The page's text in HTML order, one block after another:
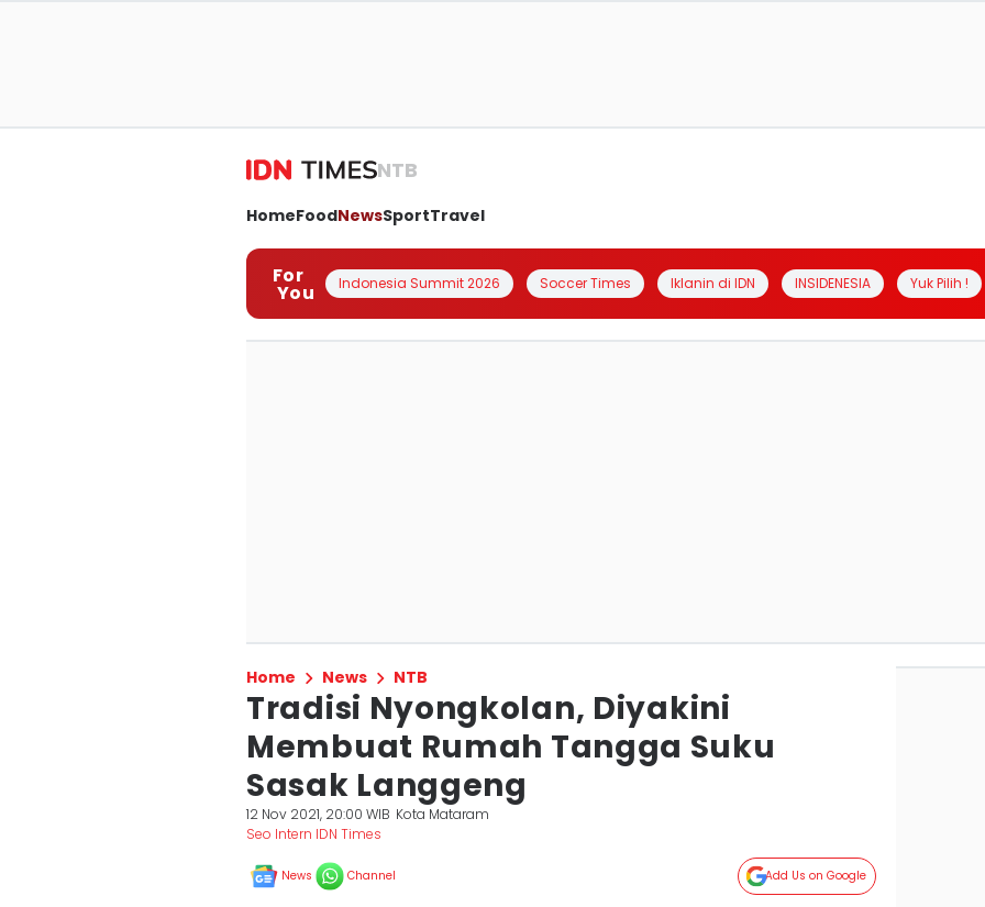
NTB
HomeFoodNewsSportTravel
For
You Indonesia Summit 2026 Soccer Times Iklanin di IDN INSIDENESIA Yuk Pilih !
Home News NTB
Tradisi Nyongkolan, Diyakini
Membuat Rumah Tangga Suku
Sasak Langgeng
12 Nov 2021, 20:00 WIB Kota Mataram
Seo Intern IDN Times
News Channel Add Us on Google